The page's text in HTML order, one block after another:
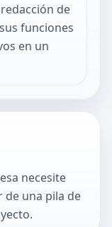
de
funciones
en un
necesite
de una pila de